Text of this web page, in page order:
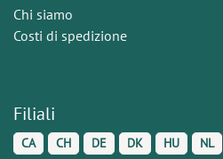
Chi siamo
Costi di spedizione
Filiali
CA CH DE DK HU NL